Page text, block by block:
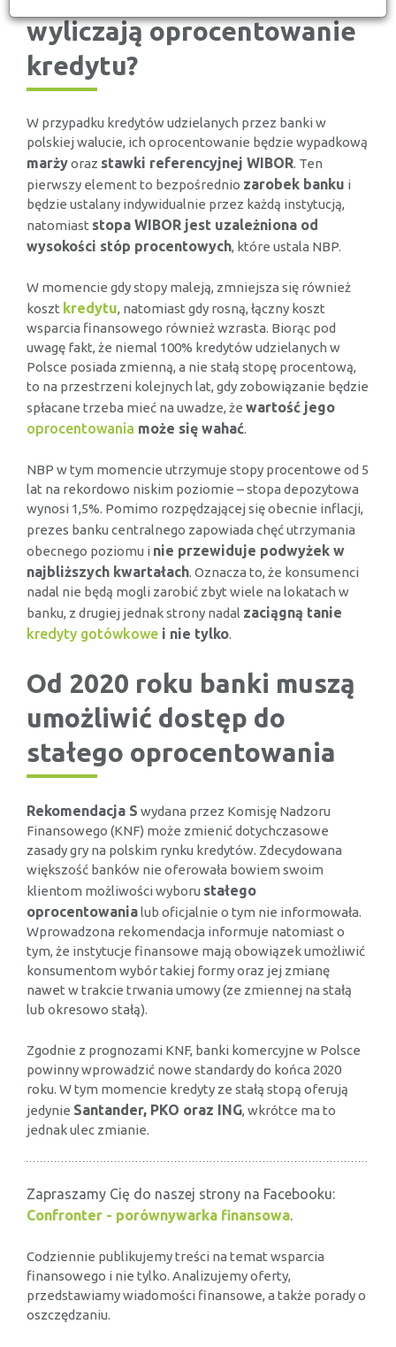
wyliczają oprocentowanie
kredytu?
W przypadku kredytów udzielanych przez banki w
polskiej walucie, ich oprocentowanie będzie wypadkową
marżyoraz stawki referencyjnej WIBOR. Ten
pierwszy element to bezpośrednio zarobek banku i
będzie ustalany indywidualnie przez każdą instytucją,
natomiast stopa WIBOR jest uzależniona od
wysokości stóp procentowych, które ustala NBP.
W momencie gdy stopy maleją, zmniejsza się również
koszt kredytu, natomiast gdy rosną, łączny koszt
wsparcia finansowego również wzrasta. Biorąc pod
uwagę fakt, że niemal 100% kredytów udzielanych w
Polsce posiada zmienną, a nie stałą stopę procentową,
to na przestrzeni kolejnych lat, gdy zobowiązanie będzie
spłacane trzeba mieć na uwadze, że wartość jego
oprocentowania może się wahać.
NBP w tym momencie utrzymuje stopy procentowe od 5
lat na rekordowo niskim poziomie – stopa depozytowa
wynosi 1,5%. Pomimo rozpędzającej się obecnie inflacji,
prezes banku centralnego zapowiada chęć utrzymania
obecnego poziomu i nie przewiduje podwyżek w
najbliższych kwartałach. Oznacza to, że konsumenci
nadal nie będą mogli zarobić zbyt wiele na lokatach w
banku, z drugiej jednak strony nadal zaciągną tanie
kredyty gotówkowe i nie tylko.
Od 2020 roku banki muszą
umożliwić dostęp do
stałego oprocentowania
Rekomendacja S wydana przez Komisję Nadzoru
Finansowego (KNF) może zmienić dotychczasowe
zasady gry na polskim rynku kredytów. Zdecydowana
większość banków nie oferowała bowiem swoim
klientom możliwości wyboru stałego
oprocentowania lub oficjalnie o tym nie informowała.
Wprowadzona rekomendacja informuje natomiast o
tym, że instytucje finansowe mają obowiązek umożliwić
konsumentom wybór takiej formy oraz jej zmianę
nawet w trakcie trwania umowy (ze zmiennej na stałą
lub okresowo stałą).
Zgodnie z prognozami KNF, banki komercyjne w Polsce
powinny wprowadzić nowe standardy do końca 2020
roku. W tym momencie kredyty ze stałą stopą oferują
jedynie Santander, PKO oraz ING, wkrótce ma to
jednak ulec zmianie.
Zapraszamy Cię do naszej strony na Facebooku:
Confronter - porównywarka finansowa.
Codziennie publikujemy treści na temat wsparcia
finansowego i nie tylko. Analizujemy oferty,
przedstawiamy wiadomości finansowe, a także porady o
oszczędzaniu.